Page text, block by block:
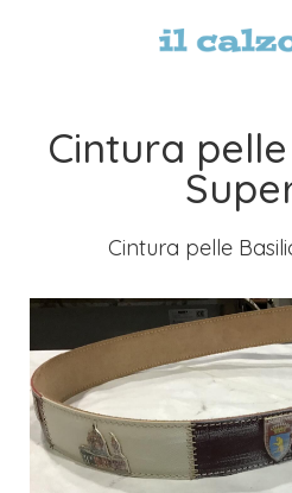
Cintura
Cintura pelle